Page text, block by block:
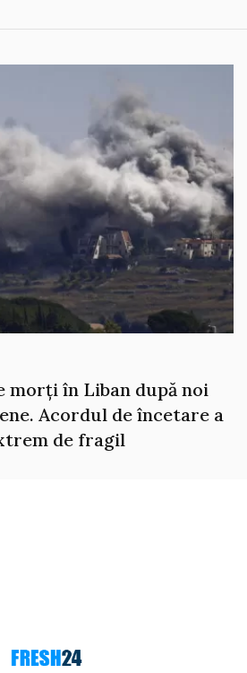
morți în Liban după noi
Acordul de încetare a
de fragil